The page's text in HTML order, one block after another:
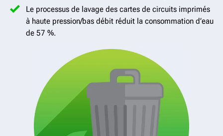
Le processus de lavage des cartes de circuits imprimés
à haute pression/bas débit réduit la consommation d’eau
de 57 %.